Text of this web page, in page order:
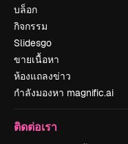
บล็อก
กิจกรรม
Slidesgo
ขายเนื้อหา
ห้องแถลงข่าว
กำลังมองหา magnific.ai
ติดต่อเรา